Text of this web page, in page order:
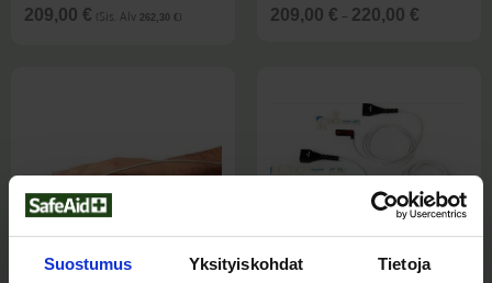
Suostumus Yksityiskohdat Tietoja
209,00 € (Sis. Alv 262,30 € )
209,00 € – 220,00 €